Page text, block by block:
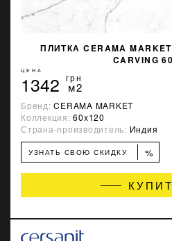
ПЛИТКА CERAMA
CARVING
ЦЕНА
1342 грн
м2
Бренд:CERAMA MARKET
Коллекция:60x120
Страна-производитель: Индия
УЗНАТЬ СВОЮ СКИДКУ %